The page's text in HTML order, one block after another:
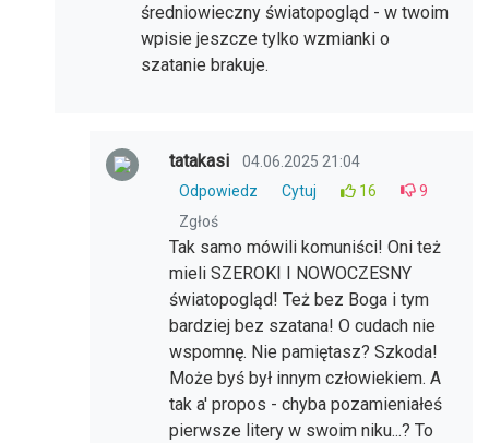
średniowieczny światopogląd - w twoim
wpisie jeszcze tylko wzmianki o
szatanie brakuje.
tatakasi
04.06.2025 21:04
Odpowiedz
Cytuj 16
9
Zgłoś
Tak samo mówili komuniści! Oni też
mieli SZEROKI I NOWOCZESNY
światopogląd! Też bez Boga i tym
bardziej bez szatana! O cudach nie
wspomnę. Nie pamiętasz? Szkoda!
Może byś był innym człowiekiem. A
tak a' propos - chyba pozamieniałeś
pierwsze litery w swoim niku...? To